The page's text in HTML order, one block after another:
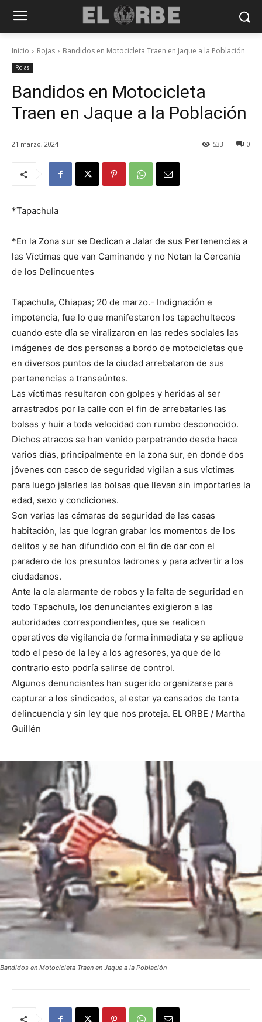
Inicio Rojas Bandidos en Motocicleta Traen en Jaque a la Población
Rojas
Bandidos en Motocicleta
Traen en Jaque a la Población
21 marzo, 2024 0
533
*Tapachula
*En la Zona sur se Dedican a Jalar de sus Pertenencias a
las Víctimas que van Caminando y no Notan la Cercanía
de los Delincuentes
Tapachula, Chiapas; 20 de marzo.- Indignación e
impotencia, fue lo que manifestaron los tapachultecos
cuando este día se viralizaron en las redes sociales las
imágenes de dos personas a bordo de motocicletas que
en diversos puntos de la ciudad arrebataron de sus
pertenencias a transeúntes.
Las víctimas resultaron con golpes y heridas al ser
arrastrados por la calle con el fin de arrebatarles las
bolsas y huir a toda velocidad con rumbo desconocido.
Dichos atracos se han venido perpetrando desde hace
varios días, principalmente en la zona sur, en donde dos
jóvenes con casco de seguridad vigilan a sus víctimas
para luego jalarles las bolsas que llevan sin importarles la
edad, sexo y condiciones.
Son varias las cámaras de seguridad de las casas
habitación, las que logran grabar los momentos de los
delitos y se han difundido con el fin de dar con el
paradero de los presuntos ladrones y para advertir a los
ciudadanos.
Ante la ola alarmante de robos y la falta de seguridad en
todo Tapachula, los denunciantes exigieron a las
autoridades correspondientes, que se realicen
operativos de vigilancia de forma inmediata y se aplique
todo el peso de la ley a los agresores, ya que de lo
contrario esto podría salirse de control.
Algunos denunciantes han sugerido organizarse para
capturar a los sindicados, al estar ya cansados de tanta
delincuencia y sin ley que nos proteja. EL ORBE / Martha
Guillén
Bandidos en Motocicleta Traen en Jaque a la Población